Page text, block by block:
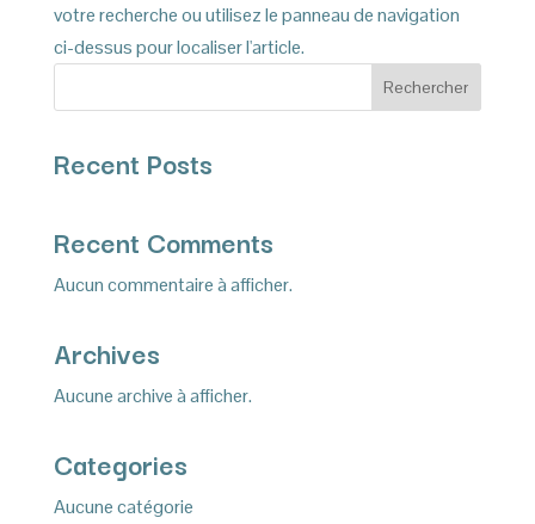
votre recherche ou utilisez le panneau de navigation
ci-dessus pour localiser l'article.
Rechercher
Recent Posts
Recent Comments
Aucun commentaire à afficher.
Archives
Aucune archive à afficher.
Categories
Aucune catégorie